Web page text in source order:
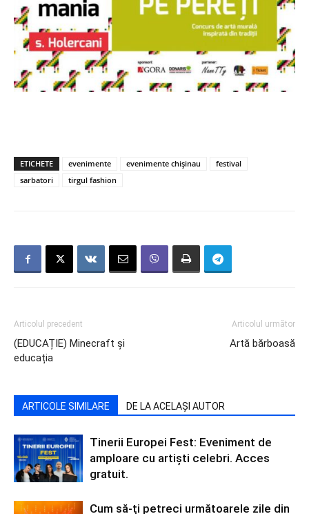
ETICHETE evenimente evenimente chișinau
festival
sarbatori
tirgul fashion
Articolul precedent
(EDUCAȚIE) Minecraft și
educația
Articolul următor
Artă bărboasă
ARTICOLE SIMILARE DE LA ACELAȘI AUTOR
Tinerii Europei Fest: Eveniment de
amploare cu artiști celebri. Acces
gratuit.
Cum să-ți petreci următoarele zile din